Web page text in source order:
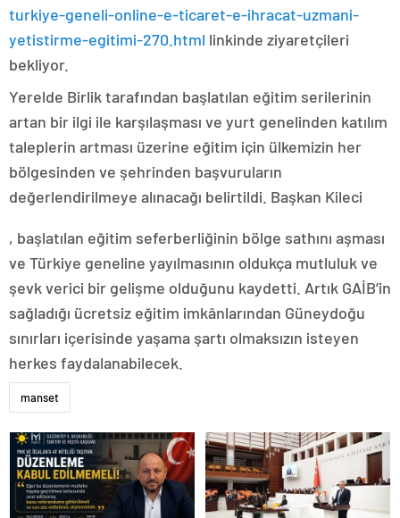
turkiye-geneli-online-e-ticaret-e-ihracat-uzmani-
yetistirme-egitimi-270.html linkinde ziyaretçileri
bekliyor.
Yerelde Birlik tarafından başlatılan eğitim serilerinin
artan bir ilgi ile karşılaşması ve yurt genelinden katılım
taleplerin artması üzerine eğitim için ülkemizin her
bölgesinden ve şehrinden başvuruların
değerlendirilmeye alınacağı belirtildi. Başkan Kileci
art.org/css/deutschland/index.html%3Fp=3104.html
, başlatılan eğitim seferberliğinin bölge sathını aşması
ve Türkiye geneline yayılmasının oldukça mutluluk ve
şevk verici bir gelişme olduğunu kaydetti. Artık GAİB’in
sağladığı ücretsiz eğitim imkânlarından Güneydoğu
sınırları içerisinde yaşama şartı olmaksızın isteyen
herkes faydalanabilecek.
manset